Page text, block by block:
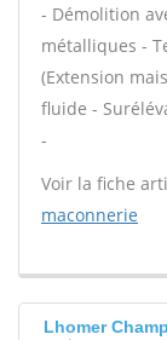
- Démolition
métalliques -
(Extension
fluide -
-
Voir la fiche
maconnerie
Lhomer